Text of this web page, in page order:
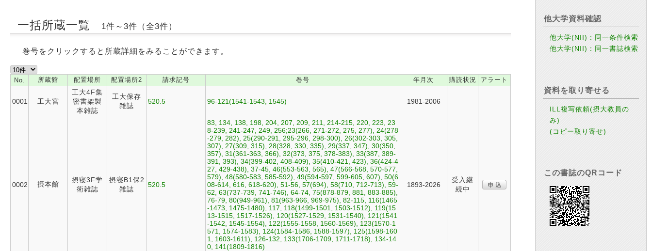
一括所蔵一覧 1件～3件（全3件）
巻号をクリックすると所蔵詳細をみることができます。
No. 所蔵館 配置場所 配置場所2 請求記号 巻号 年月次 購読状況 アラート
0001 工大宮
工大4F集
密書架製
本雑誌
工大保存
雑誌
520.5 96-121(1541-1543, 1545) 1981-2006
0002 摂本館
摂寝3F学
術雑誌
摂寝B1保2
雑誌
520.5
83, 134, 138, 198, 204, 207, 209, 211, 214-215, 220, 223, 23
8-239, 241-247, 249, 256;23(266, 271-272, 275, 277), 24(278
-279, 282), 25(290-291, 295-296, 298-300), 26(302-303, 305,
307), 27(309, 315), 28(328, 330, 335), 29(337, 347), 30(350,
357), 31(361-363, 366), 32(373, 375, 378-383), 33(387, 389-
391, 393), 34(399-402, 408-409), 35(410-421, 423), 36(424-4
27, 429-438), 37-45, 46(553-563, 565), 47(566-568, 570-577,
579), 48(580-583, 585-592), 49(594-597, 599-605, 607), 50(6
08-614, 616, 618-620), 51-56, 57(694), 58(710, 712-713), 59-
62, 63(737-739, 741-746), 64-74, 75(878-879, 881, 883-885),
76-79, 80(949-961), 81(963-966, 969-975), 82-115, 116(1465
-1473, 1475-1480), 117, 118(1499-1501, 1503-1512), 119(15
13-1515, 1517-1526), 120(1527-1529, 1531-1540), 121(1541
-1542, 1545-1554), 122(1555-1558, 1560-1569), 123(1570-1
571, 1574-1583), 124(1584-1586, 1588-1597), 125(1598-160
1, 1603-1611), 126-132, 133(1706-1709, 1711-1718), 134-14
0, 141(1809-1816)
1893-2026
受入継
続中
他大学資料確認
他大学(NII)：同一条件検索
他大学(NII)：同一書誌検索
資料を取り寄せる
ILL複写依頼(摂大教員の
み)
(コピー取り寄せ)
この書誌のQRコード